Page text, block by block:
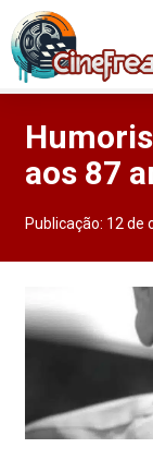
aos 87
Publicação: 12 de